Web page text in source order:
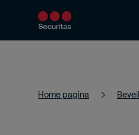
Producten en diensten
Home pagina